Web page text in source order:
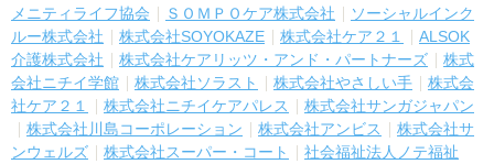
メニティライフ協会
ＳＯＭＰＯケア株式会社
ソーシャルインク
ルー株式会社
株式会社SOYOKAZE 株式会社ケア２１
ALSOK
介護株式会社
株式会社ケアリッツ・アンド・パートナーズ
株式
会社ニチイ学館
株式会社ソラスト 株式会社やさしい手
株式会
社ケア２１
株式会社ニチイケアパレス
株式会社サンガジャパン
株式会社川島コーポレーション
株式会社アンビス
株式会社サ
ンウェルズ
株式会社スーパー・コート
社会福祉法人ノテ福祉